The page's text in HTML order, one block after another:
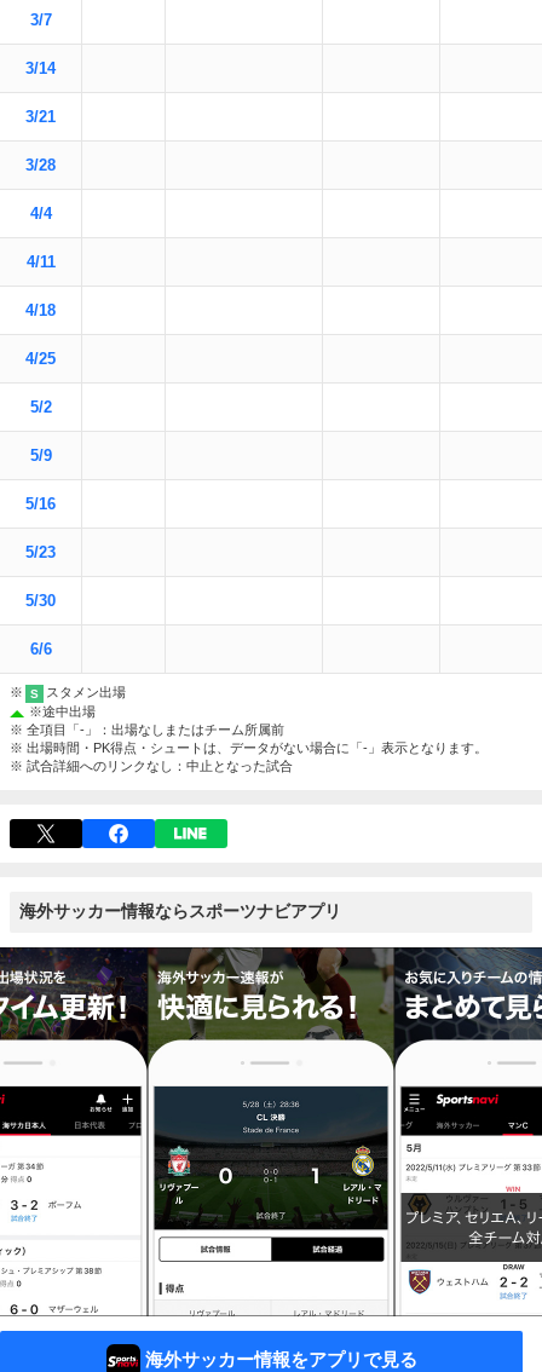
3/7
3/14
3/21
3/28
4/4
4/11
4/18
4/25
5/2
5/9
5/16
5/23
5/30
6/6
※ S
スタメン出場
※途中出場
※ 全項目「-」：出場なしまたはチーム所属前
※ 出場時間・PK得点・シュートは、データがない場合に「-」表示となります。
※ 試合詳細へのリンクなし：中止となった試合
海外サッカー情報ならスポーツナビアプリ
海外サッカー情報をアプリで見る